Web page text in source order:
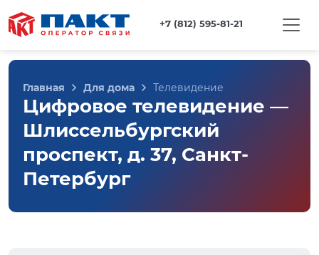
+7 (812) 595-81-21
Главная Для дома Телевидение
Цифровое телевидение —
Шлиссельбургский
проспект, д. 37, Санкт-
Петербург